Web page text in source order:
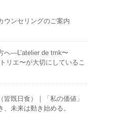
ウンセリングのご案内
へ―L’atelier de tmk〜
リエ〜が大切にしているこ
皆既日食）｜「私の価値」
、未来は動き始める。